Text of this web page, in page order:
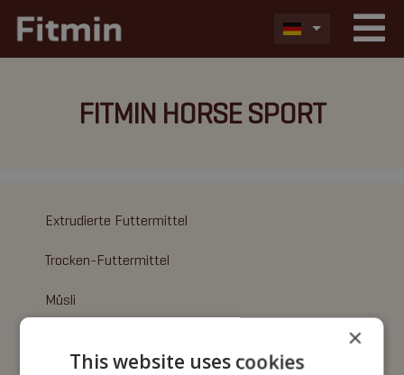
FITMIN HORSE SPORT
Extrudierte Futtermittel
Trocken-Futtermittel
Müsli
×
This website uses cookies